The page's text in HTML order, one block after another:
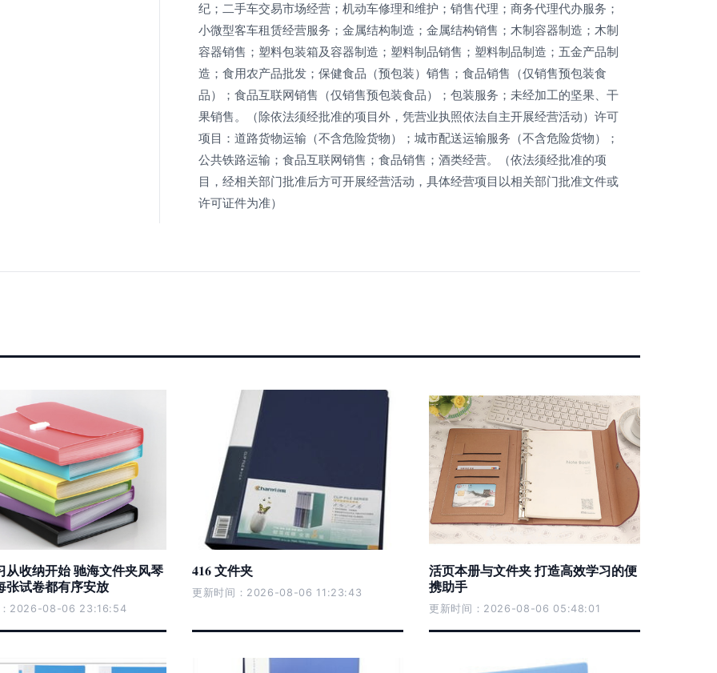
纪；二手车交易市场经营；机动车修理和维护；销售代理；商务代理代办服务；
小微型客车租赁经营服务；金属结构制造；金属结构销售；木制容器制造；木制
容器销售；塑料包装箱及容器制造；塑料制品销售；塑料制品制造；五金产品制
造；食用农产品批发；保健食品（预包装）销售；食品销售（仅销售预包装食
品）；食品互联网销售（仅销售预包装食品）；包装服务；未经加工的坚果、干
果销售。（除依法须经批准的项目外，凭营业执照依法自主开展经营活动）许可
项目：道路货物运输（不含危险货物）；城市配送运输服务（不含危险货物）；
公共铁路运输；食品互联网销售；食品销售；酒类经营。（依法须经批准的项
目，经相关部门批准后方可开展经营活动，具体经营项目以相关部门批准文件或
许可证件为准）
从收纳开始 驰海文件夹风琴
张试卷都有序安放
：2026-08-06 23:16:54
416 文件夹
更新时间：2026-08-06 11:23:43
活页本册与文件夹 打造高效学习的便
携助手
更新时间：2026-08-06 05:48:01